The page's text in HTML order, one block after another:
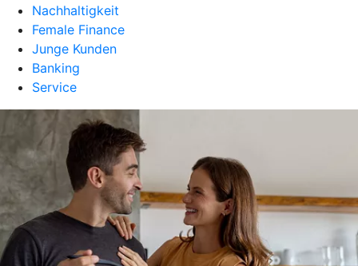
Nachhaltigkeit
Female Finance
Junge Kunden
Banking
Service